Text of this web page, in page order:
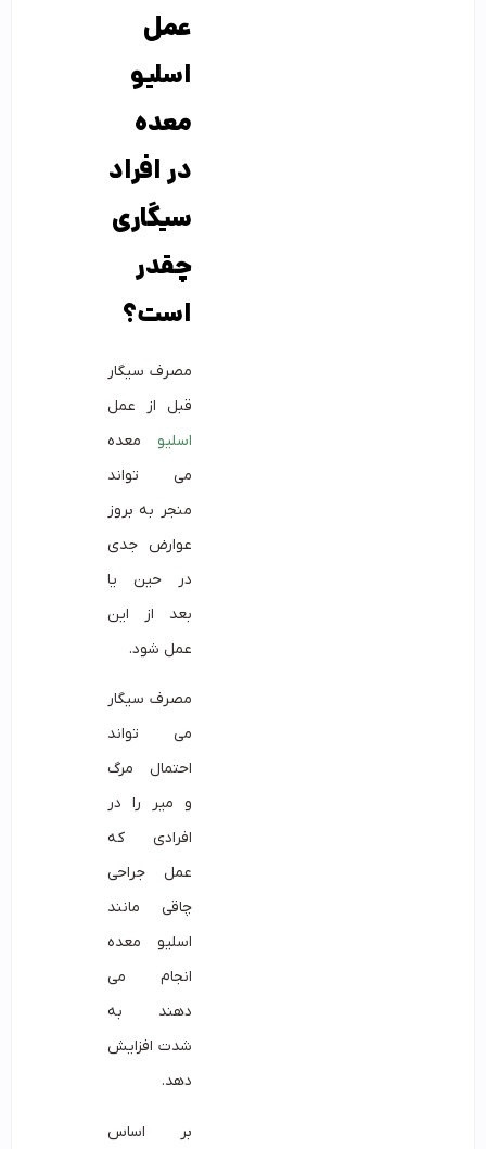
عمل
اسلیو
معده
در افراد
سیگاری
چقدر
است؟
مصرف سیگار
قبل از عمل
اسلیومعده
می تواند
منجر به بروز
عوارض جدی
در حین یا
بعد از این
عمل شود.
مصرف سیگار
می تواند
احتمال مرگ
و میر را در
افرادی که
عمل جراحی
چاقی مانند
اسلیو معده
انجام می
دهند به
شدت افزایش
دهد.
بر اساس